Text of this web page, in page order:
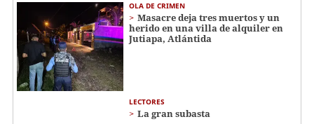
OLA DE CRIMEN
Masacre deja tres muertos y un
herido en una villa de alquiler en
Jutiapa, Atlántida
LECTORES
La gran subasta